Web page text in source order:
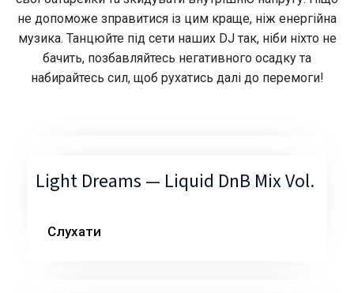
не допоможе зправитися із цим краще, ніж енергійна
музика. Танцюйте під сети наших DJ так, ніби ніхто не
бачить, позбавляйтесь негативного осадку та
набирайтесь сил, щоб рухатись далі до перемоги!
Light Dreams — Liquid DnB Mix Vol.
Слухати